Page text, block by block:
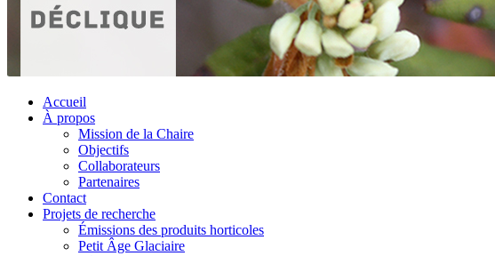
Accueil
À propos
Mission de la Chaire
Objectifs
Collaborateurs
Partenaires
Contact
Projets de recherche
Émissions des produits horticoles
Petit Âge Glaciaire